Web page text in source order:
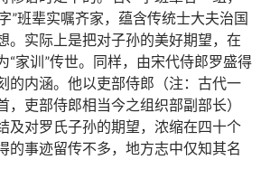
”班辈实嘱齐家，蕴含传统士大夫治国
。实际上是把对子孙的美好期望，在
“家训”传世。同样，由宋代侍郎罗盛得
的内涵。他以吏部侍郎（注：古代一
，吏部侍郎相当今之组织部副部长）
及对罗氏子孙的期望，浓缩在四十个
的事迹留传不多，地方志中仅知其名